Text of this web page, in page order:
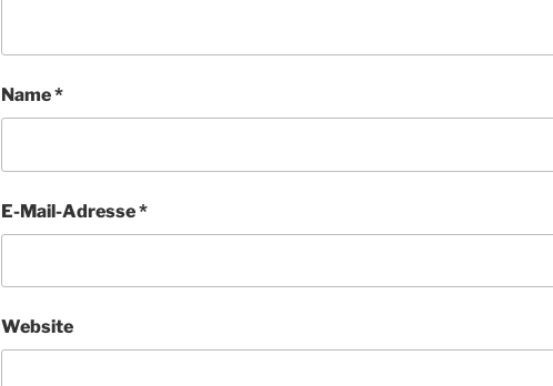
Name*
E-Mail-Adresse*
Website